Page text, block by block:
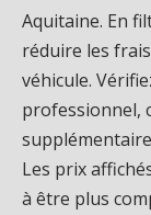
Aquitaine. En
réduire les
véhicule.
professionnel,
Les prix
à être plus